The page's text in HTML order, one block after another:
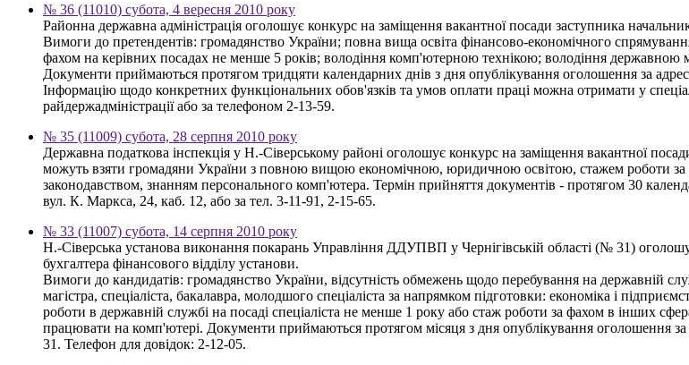
№ 36 (11010) субота, 4 вересня 2010 року
Районна державна адміністрація оголошує конкурс на заміщення вакантної посади заступника
Вимоги до претендентів: громадянство України; повна вища освіта фінансово-економічного
фахом на керівних посадах не менше 5 років; володіння комп'ютерною технікою; володіння державною
Документи приймаються протягом тридцяти календарних днів з дня опублікування оголошення за
Інформацію щодо конкретних функціональних обов'язків та умов оплати праці можна отримати у
райдержадміністрації або за телефоном 2-13-59.
№ 35 (11009) субота, 28 серпня 2010 року
Державна податкова інспекція у Н.-Сіверському районі оголошує конкурс на заміщення вакантної
можуть взяти громадяни України з повною вищою економічною, юридичною освітою, стажем роботи
законодавством, знанням персонального комп'ютера. Термін прийняття документів - протягом 30
вул. К. Маркса, 24, каб. 12, або за тел. 3-11-91, 2-15-65.
№ 33 (11007) субота, 14 серпня 2010 року
Н.-Сіверська установа виконання покарань Управління ДДУПВП у Чернігівській області (№ 31)
бухгалтера фінансового відділу установи.
Вимоги до кандидатів: громадянство України, відсутність обмежень щодо перебування на державній
магістра, спеціаліста, бакалавра, молодшого спеціаліста за напрямком підготовки: економіка і
роботи в державній службі на посаді спеціаліста не менше 1 року або стаж роботи за фахом в інших
працювати на комп'ютері. Документи приймаються протягом місяця з дня опублікування оголошення
31. Телефон для довідок: 2-12-05.